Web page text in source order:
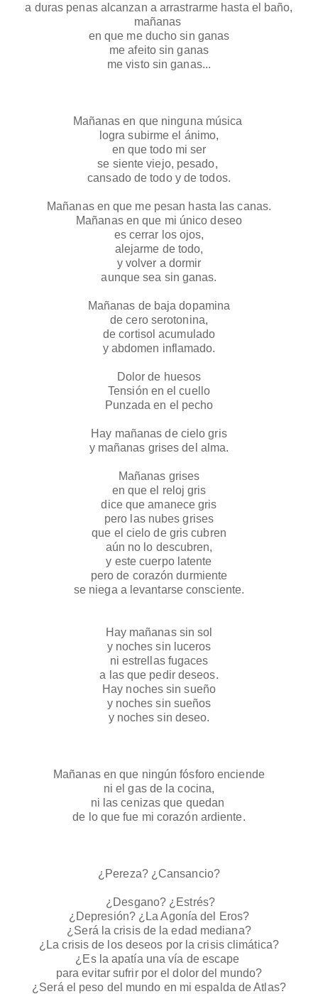
a duras penas alcanzan a arrastrarme hasta el baño,
mañanas
en que me ducho sin ganas
me afeito sin ganas
me visto sin ganas...
Mañanas en que ninguna música
logra subirme el ánimo,
en que todo mi ser
se siente viejo, pesado,
cansado de todo y de todos.
Mañanas en que me pesan hasta las canas.
Mañanas en que mi único deseo
es cerrar los ojos,
alejarme de todo,
y volver a dormir
aunque sea sin ganas.
Mañanas de baja dopamina
de cero serotonina,
de cortisol acumulado
y abdomen inflamado.
Dolor de huesos
Tensión en el cuello
Punzada en el pecho
Hay mañanas de cielo gris
y mañanas grises del alma.
Mañanas grises
en que el reloj gris
dice que amanece gris
pero las nubes grises
que el cielo de gris cubren
aún no lo descubren,
y este cuerpo latente
pero de corazón durmiente
se niega a levantarse consciente.
Hay mañanas sin sol
y noches sin luceros
ni estrellas fugaces
a las que pedir deseos.
Hay noches sin sueño
y noches sin sueños
y noches sin deseo.
Mañanas en que ningún fósforo enciende
ni el gas de la cocina,
ni las cenizas que quedan
de lo que fue mi corazón ardiente.
¿Pereza? ¿Cansancio?
¿Desgano? ¿Estrés?
¿Depresión? ¿La Agonía del Eros?
¿Será la crisis de la edad mediana?
¿La crisis de los deseos por la crisis climática?
¿Es la apatía una vía de escape
para evitar sufrir por el dolor del mundo?
¿Será el peso del mundo en mi espalda de Atlas?